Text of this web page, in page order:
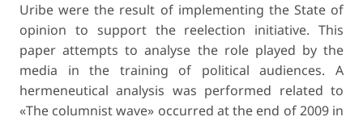
Uribe were the result of implementing the State of
opinion to support the reelection initiative. This
paper attempts to analyse the role played by the
media in the training of political audiences. A
hermeneutical analysis was performed related to
«The columnist wave» occurred at the end of 2009 in